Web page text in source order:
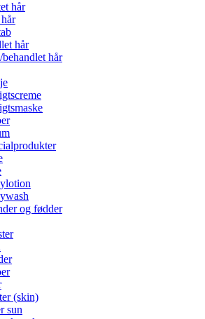
hår
hår
hår
og fødder
(skin)
sun